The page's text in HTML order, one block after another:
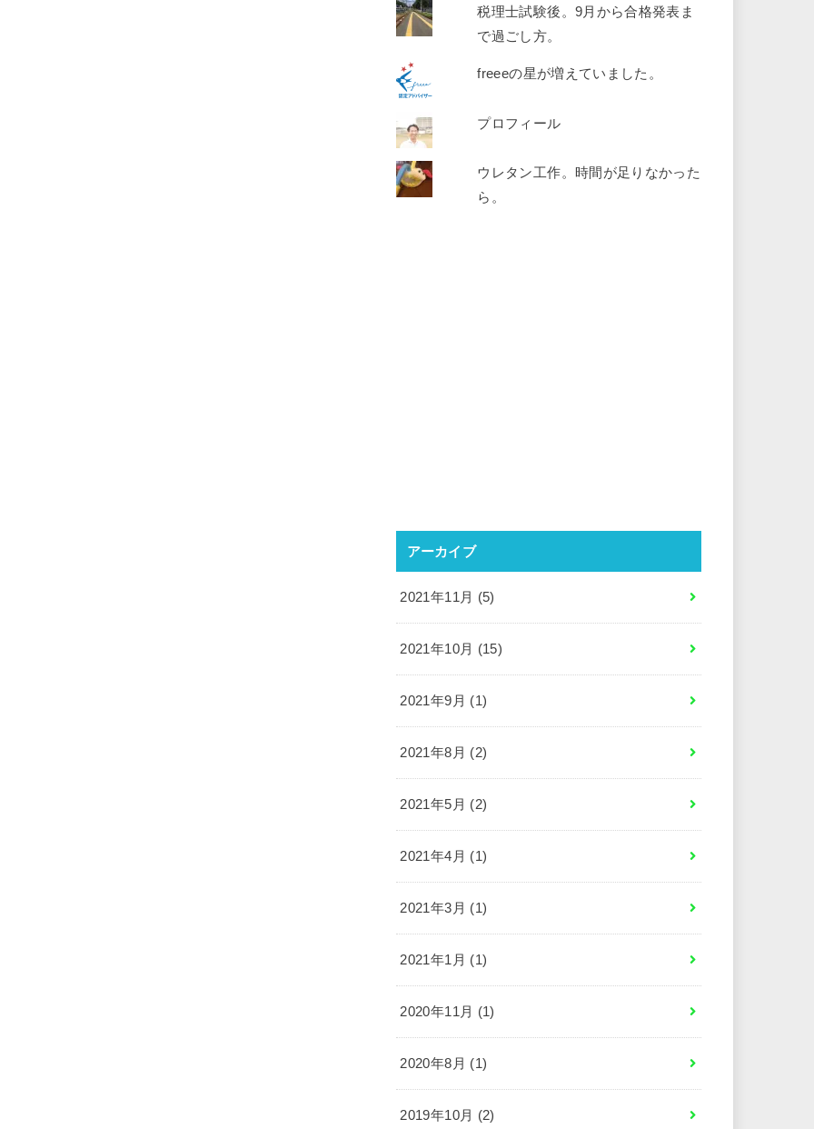
税理士試験後。9月から合格発表ま
で過ごし方。
freeeの星が増えていました。
プロフィール
ウレタン工作。時間が足りなかった
ら。
アーカイブ
2021年11月 (5)
2021年10月 (15)
2021年9月 (1)
2021年8月 (2)
2021年5月 (2)
2021年4月 (1)
2021年3月 (1)
2021年1月 (1)
2020年11月 (1)
2020年8月 (1)
2019年10月 (2)